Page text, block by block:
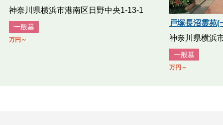
神奈川県横浜市港南区日野中央1-13-1
一般墓
万円～
戸塚長沼霊苑(
神奈川県横浜
一般墓
万円～